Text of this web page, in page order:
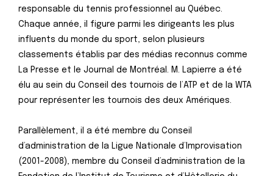
responsable du tennis professionnel au Québec.
Chaque année, il figure parmi les dirigeants les plus
influents du monde du sport, selon plusieurs
classements établis par des médias reconnus comme
La Presse et le Journal de Montréal. M. Lapierre a été
élu au sein du Conseil des tournois de l’ATP et de la WTA
pour représenter les tournois des deux Amériques.
Parallèlement, il a été membre du Conseil
d’administration de la Ligue Nationale d’Improvisation
(2001-2008), membre du Conseil d’administration de la